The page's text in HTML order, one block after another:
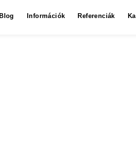
Blog Információk Referenciák